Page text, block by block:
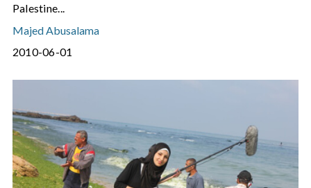
Palestine...
Majed Abusalama
2010-06-01